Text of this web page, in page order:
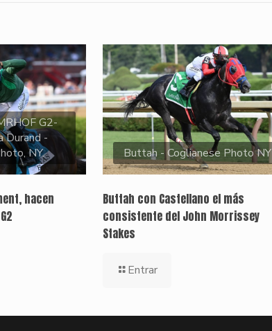
G2-
Durand -
NY.
hacen
Buttah - Coglianese Photo NY
Buttah con Castellano el más
consistente del John Morrissey
Stakes
Entrar